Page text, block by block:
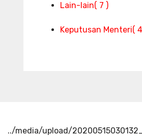
Lain-lain( 7 )
Keputusan Menteri(
../media/upload/